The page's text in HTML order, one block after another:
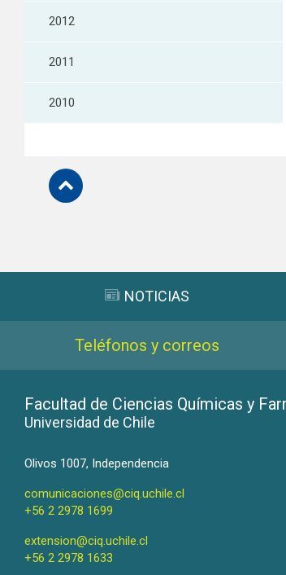
2012
2011
2010
NOTICIAS
Teléfonos y correos
Facultad de Ciencias Químicas y
Universidad de Chile
Olivos 1007, Independencia
comunicaciones@ciq.uchile.cl
+56 2 2978 1699
extension@ciq.uchile.cl
+56 2 2978 1633